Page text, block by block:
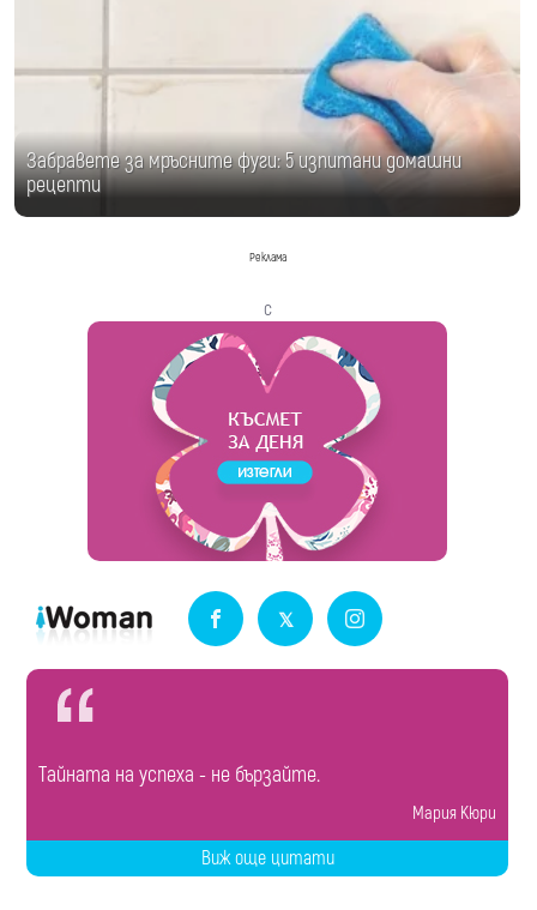
Забравете за мръсните фуги: 5 изпитани домашни
рецепти
Реклама
с
Tайната на успеха - не бързайте.
Мария Кюри
Виж още цитати